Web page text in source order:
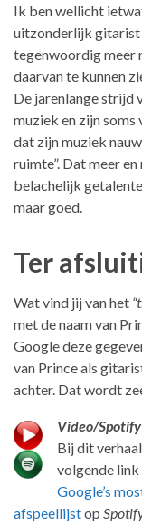
Ik ben wellicht
uitzonderlijk gitarist
tegenwoordig meer
daarvan te kunnen
De jarenlange strijd
muziek en zijn
dat zijn muziek
ruimte”. Dat meer
belachelijk
maar goed.
Ter
Wat vind jij van het
met de naam van
Google deze
van Prince als
achter. Dat wordt
Video/Spotify
Bij dit
volgende link
Google’s
afspeellijstop